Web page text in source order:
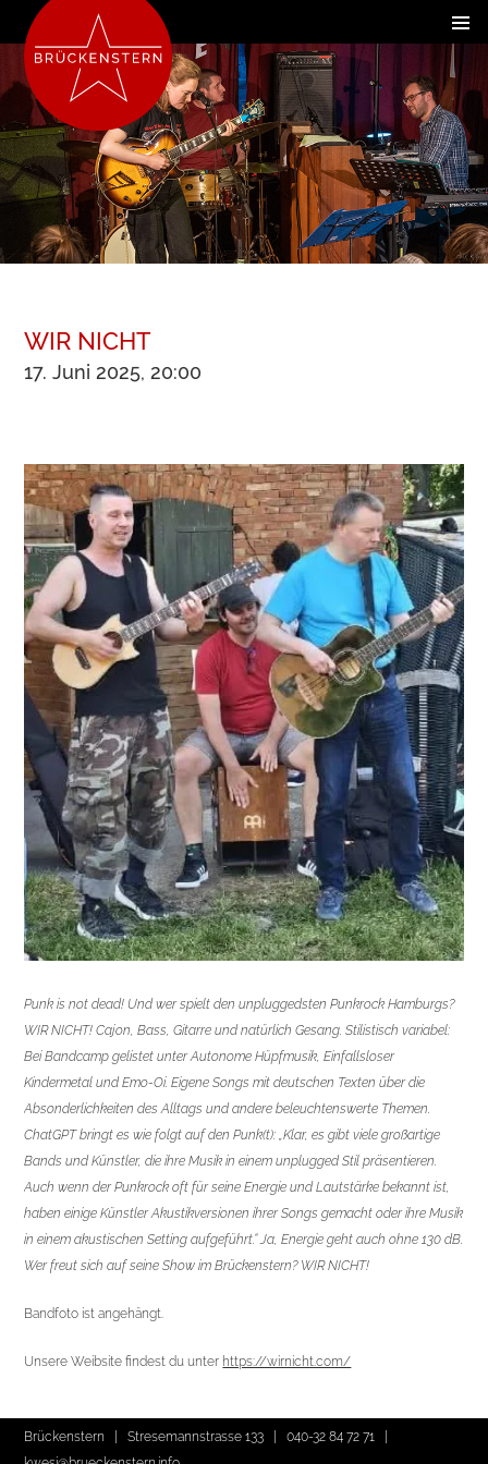
WIR NICHT
17. Juni 2025, 20:00
Punk is not dead! Und wer spielt den unpluggedsten Punkrock Hamburgs?
WIR NICHT! Cajon, Bass, Gitarre und natürlich Gesang. Stilistisch variabel:
Bei Bandcamp gelistet unter Autonome Hüpfmusik, Einfallsloser
Kindermetal und Emo-Oi. Eigene Songs mit deutschen Texten über die
Absonderlichkeiten des Alltags und andere beleuchtenswerte Themen.
ChatGPT bringt es wie folgt auf den Punk(t): „Klar, es gibt viele großartige
Bands und Künstler, die ihre Musik in einem unplugged Stil präsentieren.
Auch wenn der Punkrock oft für seine Energie und Lautstärke bekannt ist,
haben einige Künstler Akustikversionen ihrer Songs gemacht oder ihre Musik
in einem akustischen Setting aufgeführt.“ Ja, Energie geht auch ohne 130 dB.
Wer freut sich auf seine Show im Brückenstern? WIR NICHT!
Bandfoto ist angehängt.
Unsere Weibsite findest du unter https://wirnicht.com/
Brückenstern | Stresemannstrasse 133 |040-32 84 72 71